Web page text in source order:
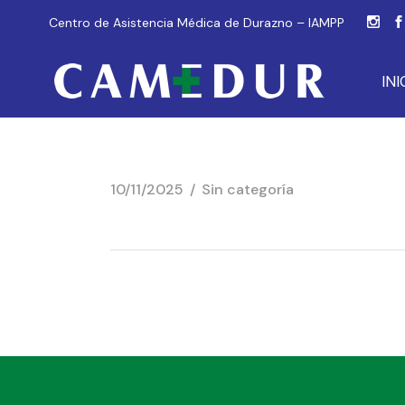
Centro de Asistencia Médica de Durazno – IAMPP
10/11/2025 Sin categoría